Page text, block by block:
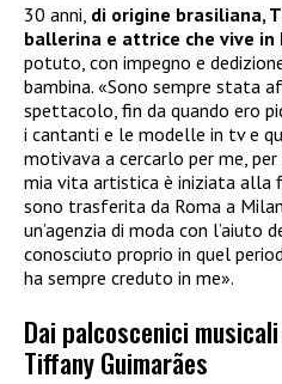
30 anni, di origine brasiliana,
ballerina e attrice che vive in
potuto, con impegno e
bambina. «Sono sempre stata
spettacolo, fin da quando ero
i cantanti e le modelle in tv e
motivava a cercarlo per me,
mia vita artistica è iniziata alla
sono trasferita da Roma a
un’agenzia di moda con l’aiuto
conosciuto proprio in quel
ha sempre creduto in me».
Dai palcoscenici
Tiffany Guimarães